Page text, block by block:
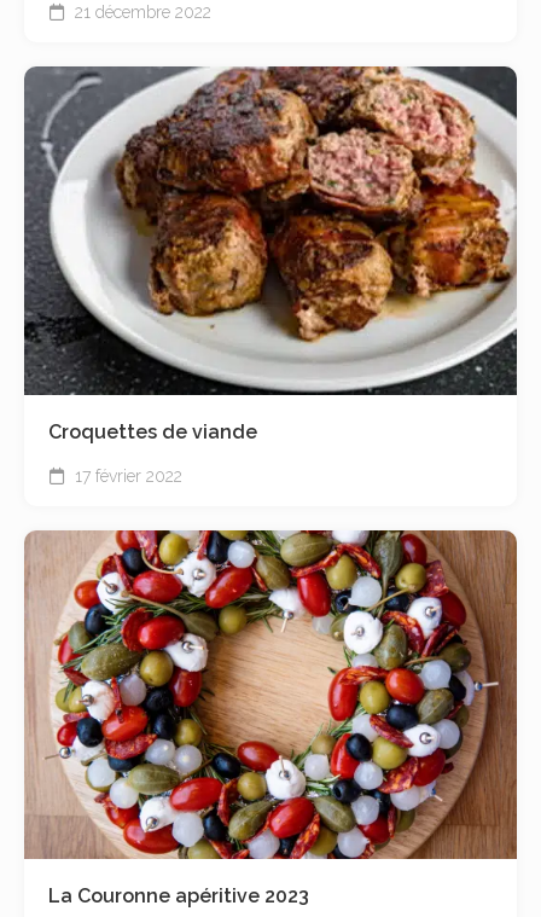
21 décembre 2022
Croquettes de viande
17 février 2022
La Couronne apéritive 2023